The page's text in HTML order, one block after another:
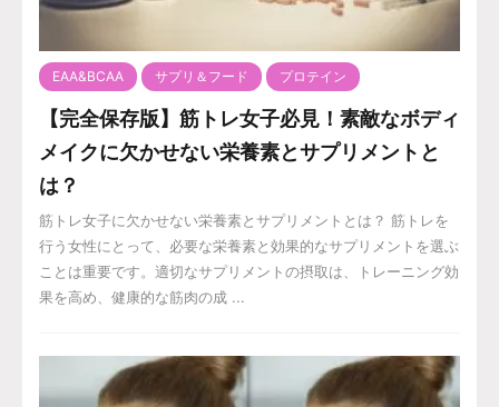
EAA&BCAA サプリ＆フード プロテイン
【完全保存版】筋トレ女子必見！素敵なボディ
メイクに欠かせない栄養素とサプリメントと
は？
筋トレ女子に欠かせない栄養素とサプリメントとは？ 筋トレを
行う女性にとって、必要な栄養素と効果的なサプリメントを選ぶ
ことは重要です。適切なサプリメントの摂取は、トレーニング効
果を高め、健康的な筋肉の成 ...